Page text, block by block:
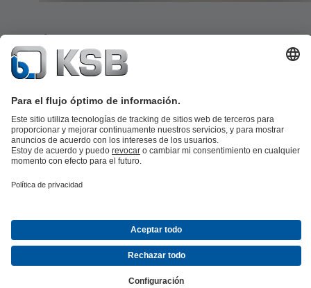
Mardi Dam upgrade programme boosts water
New South Wales’ Central Coast district
In order to secure the water supply and protect the health of rivers,
creeks and the environment Gosford City and Wyong Shire
have implemented a long term strategy known as WaterPlan
strategy is being realised through increasing the dam capacity of
dams and extending the pipeline infrastructure to provide more
water transportation.